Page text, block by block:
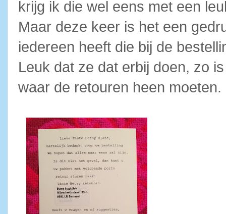
krijg ik die wel eens met een
Maar deze keer is het een
iedereen heeft die bij de
Leuk dat ze dat erbij doen, zo
waar de retouren heen moeten.